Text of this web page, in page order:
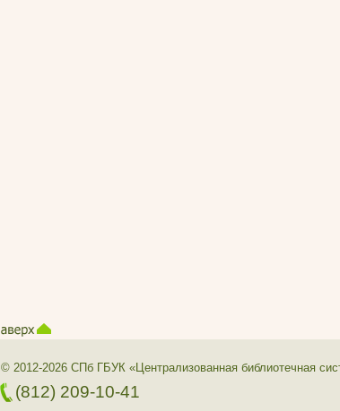
© 2012-2026 СПб ГБУК «Централизованная библиотечная
(812) 209-10-41